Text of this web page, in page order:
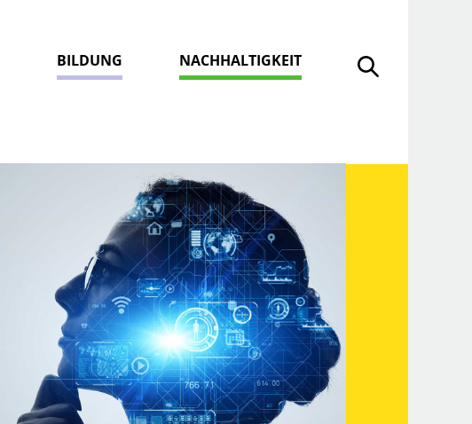
Suche öffnen
BILDUNG NACHHALTIGKEIT